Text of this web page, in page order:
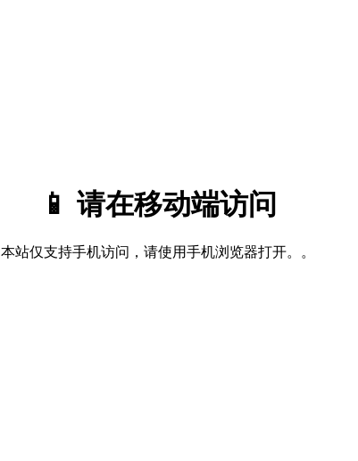
📱 请在移动端访问
本站仅支持手机访问，请使用手机浏览器打开。。